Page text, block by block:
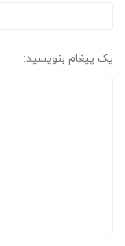
یک پیغام بنویسید: